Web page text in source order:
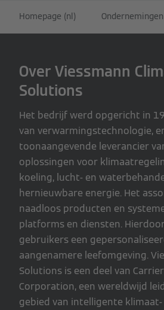
Homepage (nl) Ondernemingen
Over Viessmann
Solutions
Het bedrijf werd opgericht in
van verwarmingstechnologie,
toonaangevende leverancier
oplossingen voor
koeling, lucht- en
hernieuwbare energie. Het
naadloos producten en
platforms en diensten.
gebruikers een
aangenamere leefomgeving.
Solutions is een deel van
Corporation, een wereldwijd
gebied van intelligente klimaat-